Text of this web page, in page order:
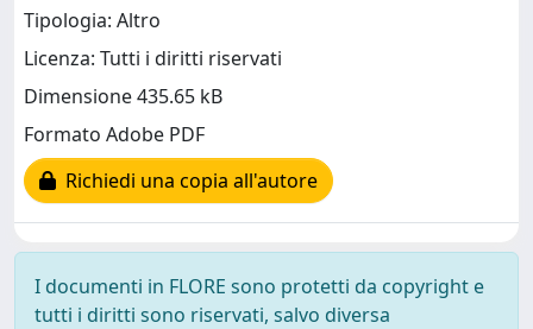
Tipologia: Altro
Licenza: Tutti i diritti riservati
Dimensione 435.65 kB
Formato Adobe PDF
Richiedi una copia all'autore
I documenti in FLORE sono protetti da copyright e
tutti i diritti sono riservati, salvo diversa